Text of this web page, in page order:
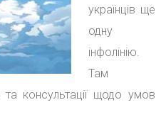
українців ще
одну
інфолінію.
Там
консультації щодо умов